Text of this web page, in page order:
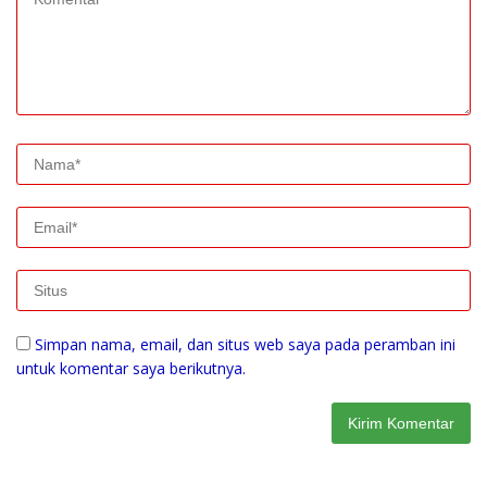
Simpan nama, email, dan situs web saya pada peramban ini
untuk komentar saya berikutnya.